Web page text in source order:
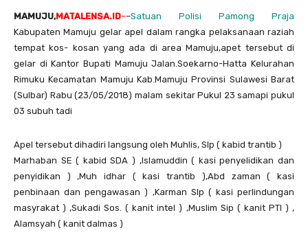
MAMUJU,MATALENSA.ID––Satuan Polisi Pamong Praja
Kabupaten Mamuju gelar apel dalam rangka pelaksanaan raziah
tempat kos- kosan yang ada di area Mamuju,apet tersebut di
gelar di Kantor Bupati Mamuju Jalan.Soekarno-Hatta Kelurahan
Rimuku Kecamatan Mamuju Kab.Mamuju Provinsi Sulawesi Barat
(Sulbar) Rabu (23/05/2018) malam sekitar Pukul 23 samapi pukul
03 subuh tadi
Apel tersebut dihadiri langsung oleh Muhlis, SIp ( kabid trantib )
Marhaban SE ( kabid SDA ) ,Islamuddin ( kasi penyelidikan dan
penyidikan ) ,Muh idhar ( kasi trantib ),Abd zaman ( kasi
penbinaan dan pengawasan ) ,Karman SIp ( kasi perlindungan
masyrakat ) ,Sukadi Sos. ( kanit intel ) ,Muslim Sip ( kanit PTI ) ,
Alamsyah ( kanit dalmas )